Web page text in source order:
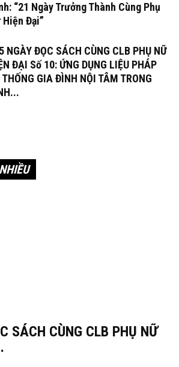
“21 Ngày Trưởng Thành Cùng Phụ
Hiện Đại”
NGÀY ĐỌC SÁCH CÙNG CLB PHỤ NỮ
ĐẠI Số 10: ỨNG DỤNG LIỆU PHÁP
THỐNG GIA ĐÌNH NỘI TÂM TRONG
SÁCH CÙNG CLB PHỤ NỮ